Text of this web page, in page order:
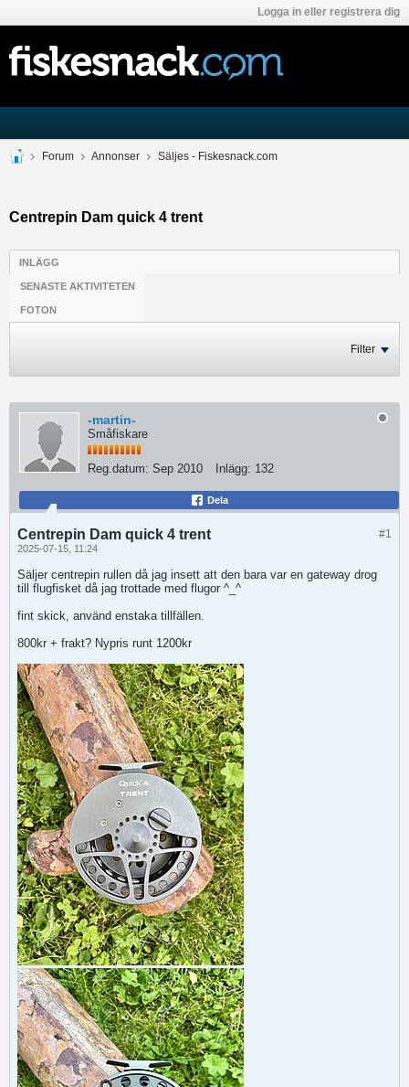
Logga in eller registrera dig
Forum Annonser Säljes - Fiskesnack.com
Centrepin Dam quick 4 trent
INLÄGG
SENASTE AKTIVITETEN
FOTON
Filter
-martin-
Småfiskare
Reg.datum: Sep 2010 Inlägg: 132
Dela
#1
Centrepin Dam quick 4 trent
2025-07-15, 11:24
Säljer centrepin rullen då jag insett att den bara var en gateway drog
till flugfisket då jag trottade med flugor ^_^
fint skick, använd enstaka tillfällen.
800kr + frakt? Nypris runt 1200kr